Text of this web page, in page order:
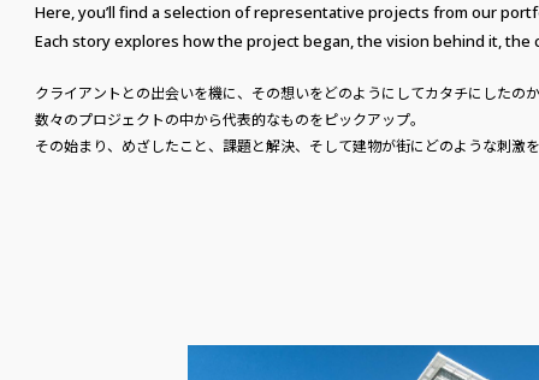
Here, you’ll find a selection of representative projects from our
Each story explores how the project began, the vision behind it,
クライアントとの出会いを機に、その想いをどのようにしてカタチにしたの
数々のプロジェクトの中から代表的なものをピックアップ。
その始まり、めざしたこと、課題と解決、そして建物が街にどのような刺激